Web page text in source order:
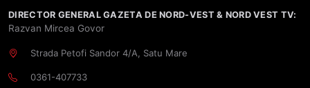
DIRECTOR GENERAL GAZETA DE NORD-VEST & NORD VEST TV:
Razvan Mircea Govor
Strada Petofi Sandor 4/A, Satu Mare
0361-407733